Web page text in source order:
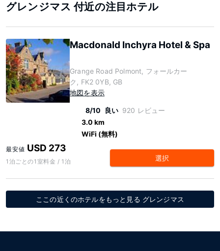
グレンジマス 付近の注目ホテル
Macdonald Inchyra Hotel & Spa
Grange Road Polmont, フォールカー
ク, FK2 0YB, GB
地図を表示
8/10 良い 920 レビュー
3.0 km
WiFi (無料)
最安値 USD 273
1泊ごとの1室料金 / 1泊 選択
ここの近くのホテルをもっと見る グレンジマス